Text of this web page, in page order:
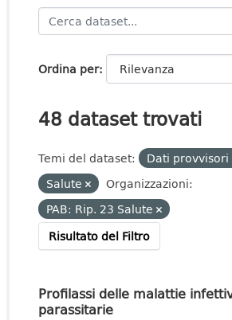
Ordina per
48 dataset trovati
Temi del dataset: Dati provvisori
Salute
Organizzazioni:
PAB: Rip. 23 Salute
Risultato del Filtro
Profilassi delle malattie
parassitarie